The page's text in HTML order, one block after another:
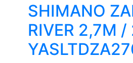
SHIMANO
RIVER 2,7M